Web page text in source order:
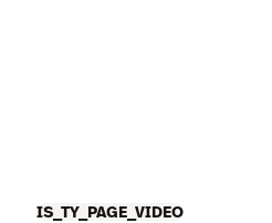
IS_TY_PAGE_VIDEO